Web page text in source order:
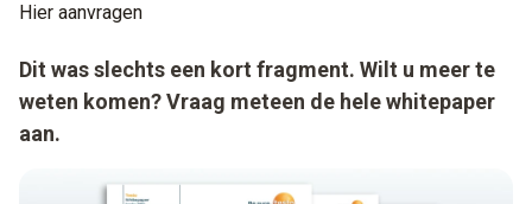
Hier aanvragen
Dit was slechts een kort fragment. Wilt u meer te
weten komen? Vraag meteen de hele whitepaper
aan.